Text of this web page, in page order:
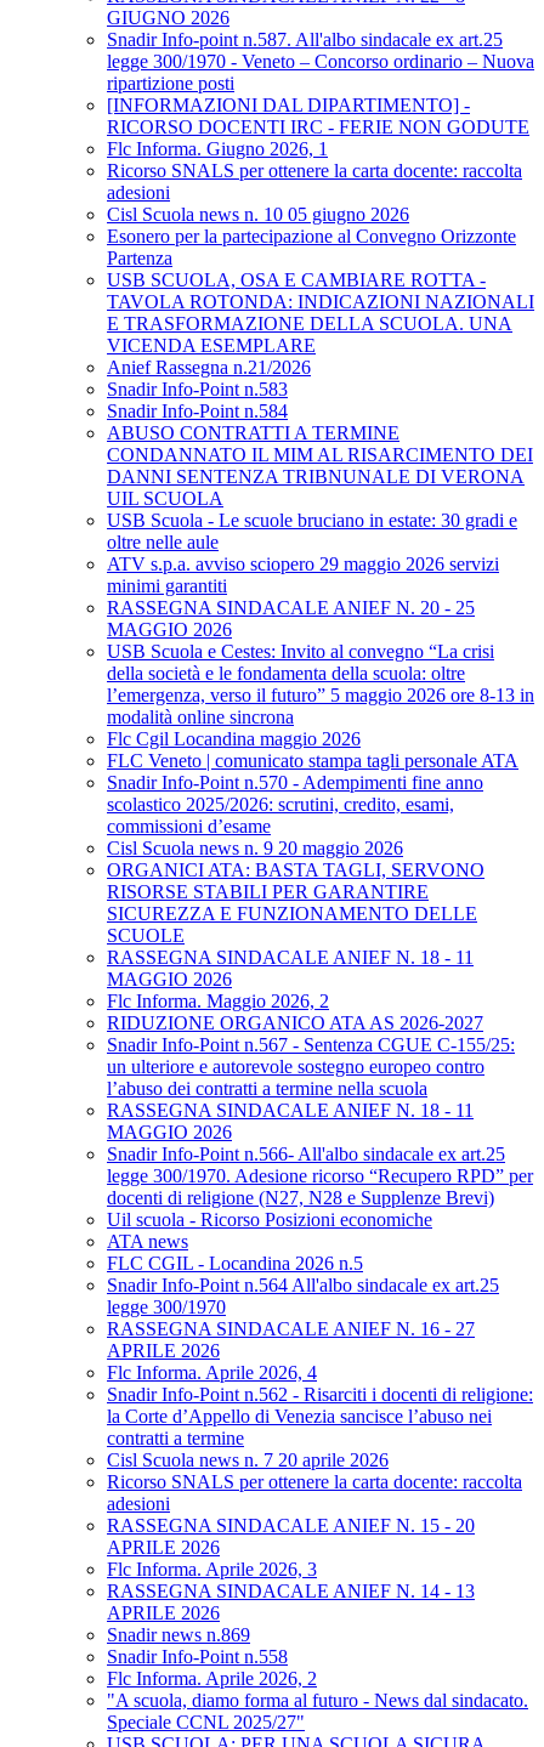
GIUGNO 2026
Snadir Info-point n.587. All'albo sindacale ex art.25
legge 300/1970 - Veneto – Concorso ordinario – Nuova
ripartizione posti
[INFORMAZIONI DAL DIPARTIMENTO] -
RICORSO DOCENTI IRC - FERIE NON GODUTE
Flc Informa. Giugno 2026, 1
Ricorso SNALS per ottenere la carta docente: raccolta
adesioni
Cisl Scuola news n. 10 05 giugno 2026
Esonero per la partecipazione al Convegno Orizzonte
Partenza
USB SCUOLA, OSA E CAMBIARE ROTTA -
TAVOLA ROTONDA: INDICAZIONI NAZIONALI
E TRASFORMAZIONE DELLA SCUOLA. UNA
VICENDA ESEMPLARE
Anief Rassegna n.21/2026
Snadir Info-Point n.583
Snadir Info-Point n.584
ABUSO CONTRATTI A TERMINE
CONDANNATO IL MIM AL RISARCIMENTO DEI
DANNI SENTENZA TRIBNUNALE DI VERONA
UIL SCUOLA
USB Scuola - Le scuole bruciano in estate: 30 gradi e
oltre nelle aule
ATV s.p.a. avviso sciopero 29 maggio 2026 servizi
minimi garantiti
RASSEGNA SINDACALE ANIEF N. 20 - 25
MAGGIO 2026
USB Scuola e Cestes: Invito al convegno “La crisi
della società e le fondamenta della scuola: oltre
l’emergenza, verso il futuro” 5 maggio 2026 ore 8-13 in
modalità online sincrona
Flc Cgil Locandina maggio 2026
FLC Veneto | comunicato stampa tagli personale ATA
Snadir Info-Point n.570 - Adempimenti fine anno
scolastico 2025/2026: scrutini, credito, esami,
commissioni d’esame
Cisl Scuola news n. 9 20 maggio 2026
ORGANICI ATA: BASTA TAGLI, SERVONO
RISORSE STABILI PER GARANTIRE
SICUREZZA E FUNZIONAMENTO DELLE
SCUOLE
RASSEGNA SINDACALE ANIEF N. 18 - 11
MAGGIO 2026
Flc Informa. Maggio 2026, 2
RIDUZIONE ORGANICO ATA AS 2026-2027
Snadir Info-Point n.567 - Sentenza CGUE C‑155/25:
un ulteriore e autorevole sostegno europeo contro
l’abuso dei contratti a termine nella scuola
RASSEGNA SINDACALE ANIEF N. 18 - 11
MAGGIO 2026
Snadir Info-Point n.566- All'albo sindacale ex art.25
legge 300/1970. Adesione ricorso “Recupero RPD” per
docenti di religione (N27, N28 e Supplenze Brevi)
Uil scuola - Ricorso Posizioni economiche
ATA news
FLC CGIL - Locandina 2026 n.5
Snadir Info-Point n.564 All'albo sindacale ex art.25
legge 300/1970
RASSEGNA SINDACALE ANIEF N. 16 - 27
APRILE 2026
Flc Informa. Aprile 2026, 4
Snadir Info-Point n.562 - Risarciti i docenti di religione:
la Corte d’Appello di Venezia sancisce l’abuso nei
contratti a termine
Cisl Scuola news n. 7 20 aprile 2026
Ricorso SNALS per ottenere la carta docente: raccolta
adesioni
RASSEGNA SINDACALE ANIEF N. 15 - 20
APRILE 2026
Flc Informa. Aprile 2026, 3
RASSEGNA SINDACALE ANIEF N. 14 - 13
APRILE 2026
Snadir news n.869
Snadir Info-Point n.558
Flc Informa. Aprile 2026, 2
"A scuola, diamo forma al futuro - News dal sindacato.
Speciale CCNL 2025/27"